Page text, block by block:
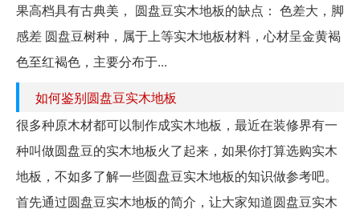
果高档具有古典美， 圆盘豆实木地板的缺点： 色差大，脚
感差 圆盘豆树种，属于上等实木地板材料，心材呈金黄褐
色至红褐色，主要分布于...
如何鉴别圆盘豆实木地板
很多种原木材都可以制作成实木地板，最近在装修界有一
种叫做圆盘豆的实木地板火了起来，如果你打算选购实木
地板，不如多了解一些圆盘豆实木地板的知识做参考吧。
首先通过圆盘豆实木地板的简介，让大家知道圆盘豆实木